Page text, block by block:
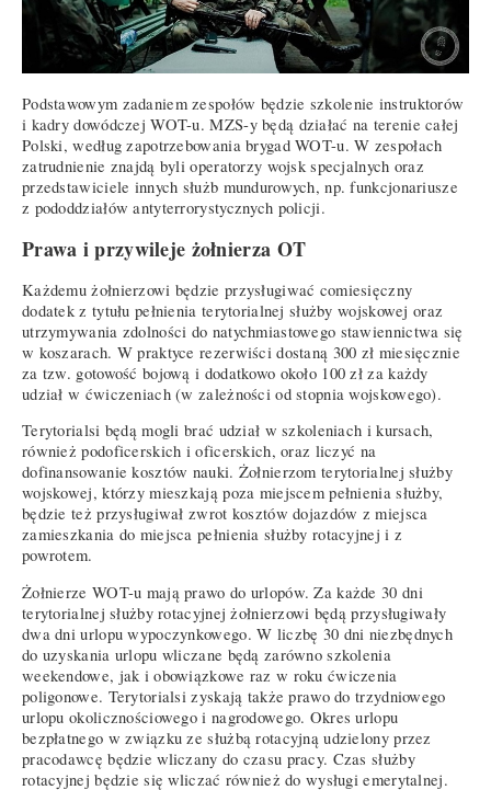
Podstawowym zadaniem zespołów będzie szkolenie instruktorów
i kadry dowódczej WOT-u. MZS-y będą działać na terenie całej
Polski, według zapotrzebowania brygad WOT-u. W zespołach
zatrudnienie znajdą byli operatorzy wojsk specjalnych oraz
przedstawiciele innych służb mundurowych, np. funkcjonariusze
z pododdziałów antyterrorystycznych policji.
Prawa i przywileje żołnierza OT
Każdemu żołnierzowi będzie przysługiwać comiesięczny
dodatek z tytułu pełnienia terytorialnej służby wojskowej oraz
utrzymywania zdolności do natychmiastowego stawiennictwa się
w koszarach. W praktyce rezerwiści dostaną 300 zł miesięcznie
za tzw. gotowość bojową i dodatkowo około 100 zł za każdy
udział w ćwiczeniach (w zależności od stopnia wojskowego).
Terytorialsi będą mogli brać udział w szkoleniach i kursach,
również podoficerskich i oficerskich, oraz liczyć na
dofinansowanie kosztów nauki. Żołnierzom terytorialnej służby
wojskowej, którzy mieszkają poza miejscem pełnienia służby,
będzie też przysługiwał zwrot kosztów dojazdów z miejsca
zamieszkania do miejsca pełnienia służby rotacyjnej i z
powrotem.
Żołnierze WOT-u mają prawo do urlopów. Za każde 30 dni
terytorialnej służby rotacyjnej żołnierzowi będą przysługiwały
dwa dni urlopu wypoczynkowego. W liczbę 30 dni niezbędnych
do uzyskania urlopu wliczane będą zarówno szkolenia
weekendowe, jak i obowiązkowe raz w roku ćwiczenia
poligonowe. Terytorialsi zyskają także prawo do trzydniowego
urlopu okolicznościowego i nagrodowego. Okres urlopu
bezpłatnego w związku ze służbą rotacyjną udzielony przez
pracodawcę będzie wliczany do czasu pracy. Czas służby
rotacyjnej będzie się wliczać również do wysługi emerytalnej.